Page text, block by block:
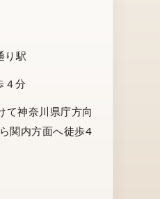
り駅
４分
て神奈川県庁方向
関内方面へ徒歩4